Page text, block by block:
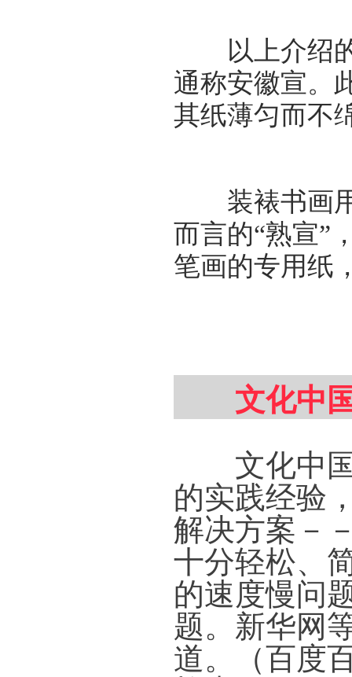
以上介绍的
通称安徽宣。
其纸薄匀而不
装裱书画用
而言的“熟宣”
笔画的专用纸
文化中
文化中国
的实践经验
解决方案－
十分轻松、
的速度慢问
题。新华网
道。（百度